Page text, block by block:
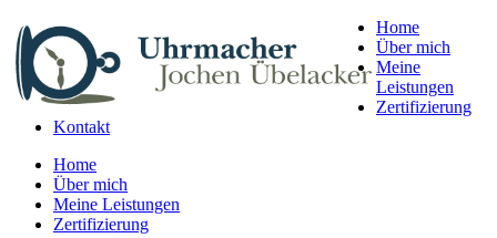
Home
Über mich
Meine
Leistungen
Zertifizierung
Kontakt
Home
Über mich
Meine Leistungen
Zertifizierung